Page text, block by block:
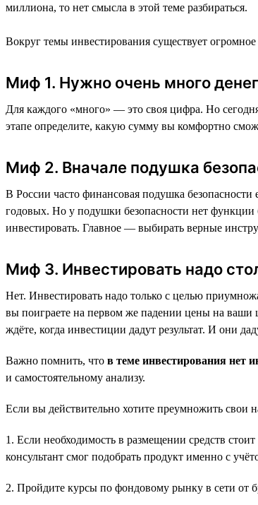
миллиона, то нет смысла в этой теме разбираться.
Вокруг темы инвестирования существует
Миф 1. Нужно очень много
Для каждого «много» — это своя цифра. Но
этапе определите, какую сумму вы комфортно
Миф 2. Вначале подушка
В России часто финансовая подушка
годовых. Но у подушки безопасности нет
инвестировать. Главное — выбирать верные
Миф 3. Инвестировать надо
Нет. Инвестировать надо только с целью
вы поиграете на первом же падении цены на ваши
ждёте, когда инвестиции дадут результат. И они
Важно помнить, что в теме инвестирования нет
и самостоятельному анализу.
Если вы действительно хотите преумножить свои
1. Если необходимость в размещении средств
консультант смог подобрать продукт именно с
2. Пройдите курсы по фондовому рынку в сети от